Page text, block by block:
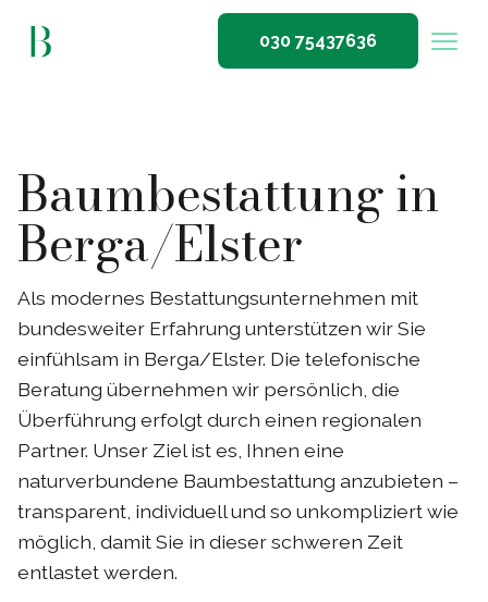
030 75437636
Baumbestattung in
Berga/Elster
Als modernes Bestattungsunternehmen mit
bundesweiter Erfahrung unterstützen wir Sie
einfühlsam in Berga/Elster. Die telefonische
Beratung übernehmen wir persönlich, die
Überführung erfolgt durch einen regionalen
Partner. Unser Ziel ist es, Ihnen eine
naturverbundene Baumbestattung anzubieten –
transparent, individuell und so unkompliziert wie
möglich, damit Sie in dieser schweren Zeit
entlastet werden.